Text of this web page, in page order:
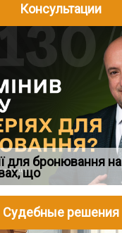
Консультации
для бронювання на
що
Судебные решения